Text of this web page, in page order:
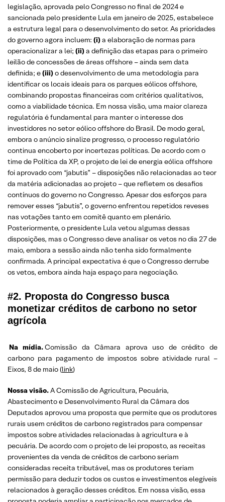
legislação, aprovada pelo Congresso no final de 2024 e
sancionada pelo presidente Lula em janeiro de 2025, estabelece
a estrutura legal para o desenvolvimento do setor. As prioridades
do governo agora incluem: (i)a elaboração de normas para
operacionalizar a lei; (ii)a definição das etapas para o primeiro
leilão de concessões de áreas offshore – ainda sem data
definida; e(iii)o desenvolvimento de uma metodologia para
identificar os locais ideais para os parques eólicos offshore,
combinando propostas financeiras com critérios qualitativos,
como a viabilidade técnica. Em nossa visão, uma maior clareza
regulatória é fundamental para manter o interesse dos
investidores no setor eólico offshore do Brasil. De modo geral,
embora o anúncio sinalize progresso, o processo regulatório
continua encoberto por incertezas políticas. De acordo com o
time de Política da XP, o projeto de lei de energia eólica offshore
foi aprovado com “jabutis” – disposições não relacionadas ao teor
da matéria adicionadas ao projeto – que refletem os desafios
contínuos do governo no Congresso. Apesar dos esforços para
remover esses “jabutis”, o governo enfrentou repetidos reveses
nas votações tanto em comitê quanto em plenário.
Posteriormente, o presidente Lula vetou algumas dessas
disposições, mas o Congresso deve analisar os vetos no dia 27 de
maio, embora a sessão ainda não tenha sido formalmente
confirmada. A principal expectativa é que o Congresso derrube
os vetos, embora ainda haja espaço para negociação.
#2. Proposta do Congresso busca
monetizar créditos de carbono no setor
agrícola
Na mídia.Comissão da Câmara aprova uso de crédito de
carbono para pagamento de impostos sobre atividade rural –
Eixos, 8 de maio (link)
Nossa visão.A Comissão de Agricultura, Pecuária,
Abastecimento e Desenvolvimento Rural da Câmara dos
Deputados aprovou uma proposta que permite que os produtores
rurais usem créditos de carbono registrados para compensar
impostos sobre atividades relacionadas à agricultura e à
pecuária. De acordo com o projeto de lei proposto, as receitas
provenientes da venda de créditos de carbono seriam
consideradas receita tributável, mas os produtores teriam
permissão para deduzir todos os custos e investimentos elegíveis
relacionados à geração desses créditos. Em nossa visão, essa